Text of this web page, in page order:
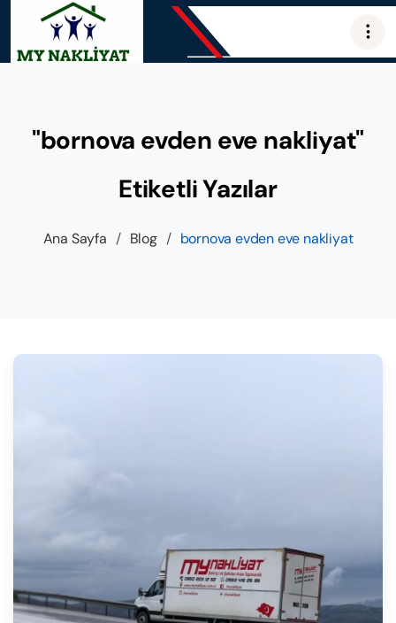
"bornova evden eve nakliyat"
Etiketli Yazılar
Ana Sayfa / Blog / bornova evden eve nakliyat